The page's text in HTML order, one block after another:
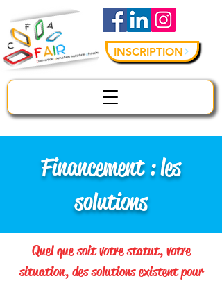
INSCRIPTION
Financement : les
solutions
Quel que soit votre statut, votre
situation, des solutions existent pour